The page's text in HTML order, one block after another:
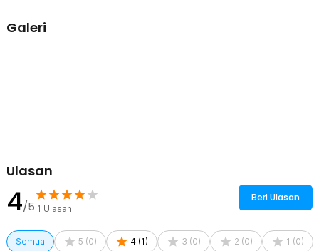
Galeri
Ulasan
4/5 1 Ulasan
Beri Ulasan
Semua 5 (0) 4 (1 ) 3 (0) 2 (0) 1 (0)